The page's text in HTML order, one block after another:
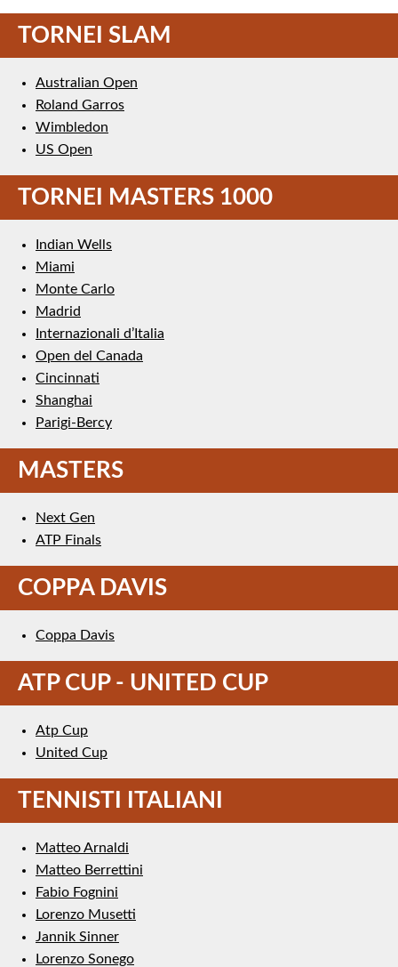
TORNEI SLAM
Australian Open
Roland Garros
Wimbledon
US Open
TORNEI MASTERS 1000
Indian Wells
Miami
Monte Carlo
Madrid
Internazionali d’Italia
Open del Canada
Cincinnati
Shanghai
Parigi-Bercy
MASTERS
Next Gen
ATP Finals
COPPA DAVIS
Coppa Davis
ATP CUP - UNITED CUP
Atp Cup
United Cup
TENNISTI ITALIANI
Matteo Arnaldi
Matteo Berrettini
Fabio Fognini
Lorenzo Musetti
Jannik Sinner
Lorenzo Sonego